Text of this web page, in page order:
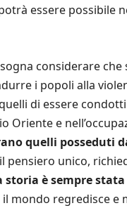
essere possibile
considerare che
i popoli alla
di essere
e
quelli posseduti
pensiero unico,
storia è sempre
mondo regredisce e